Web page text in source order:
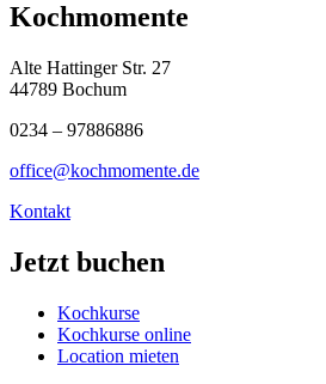
Kochmomente
Alte Hattinger Str. 27
44789 Bochum
0234 – 97886886
office@kochmomente.de
Kontakt
Jetzt buchen
Kochkurse
Kochkurse online
Location mieten